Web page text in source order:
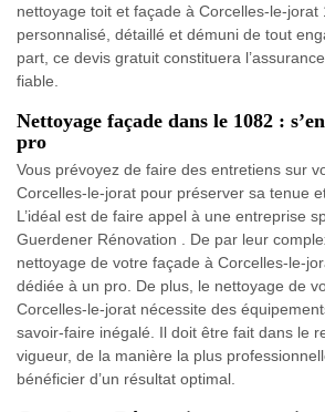
nettoyage toit et façade à Corcelles-le-jorat
personnalisé, détaillé et démuni de tout
part, ce devis gratuit constituera
fiable.
Nettoyage façade dans le 1082 :
pro
Vous prévoyez de faire des entretiens sur
Corcelles-le-jorat pour préserver sa tenue
L’idéal est de faire appel à une entreprise
Guerdener Rénovation . De par leur
nettoyage de votre façade à Corcelles-le-
dédiée à un pro. De plus, le nettoyage de
Corcelles-le-jorat nécessite des
savoir-faire inégalé. Il doit être fait dans le
vigueur, de la manière la plus
bénéficier d’un résultat optimal.